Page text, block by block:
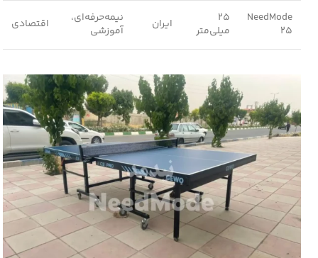
NeedMode
25
25
میلی‌متر
ایران
نیمه‌حرفه‌ای،
آموزشی
اقتصادی